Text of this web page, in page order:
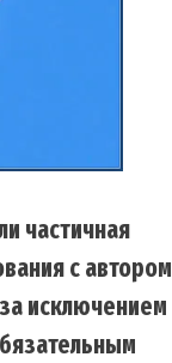
частичная
с автором
исключением